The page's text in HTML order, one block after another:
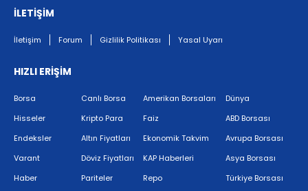
İLETİŞİM
İletişim Forum Gizlilik Politikası Yasal Uyarı
HIZLI ERİŞİM
Borsa
Hisseler
Endeksler
Varant
Haber
Canlı Borsa
Kripto Para
Altın Fiyatları
Döviz Fiyatları
Pariteler
Amerikan Borsaları
Faiz
Ekonomik Takvim
KAP Haberleri
Repo
Dünya
ABD Borsası
Avrupa Borsası
Asya Borsası
Türkiye Borsası